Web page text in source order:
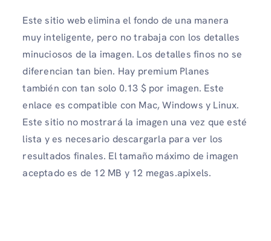
Este sitio web elimina el fondo de una manera
muy inteligente, pero no trabaja con los detalles
minuciosos de la imagen. Los detalles finos no se
diferencian tan bien. Hay premium Planes
también con tan solo 0.13 $ por imagen. Este
enlace es compatible con Mac, Windows y Linux.
Este sitio no mostrará la imagen una vez que esté
lista y es necesario descargarla para ver los
resultados finales. El tamaño máximo de imagen
aceptado es de 12 MB y 12 megas.apixels.